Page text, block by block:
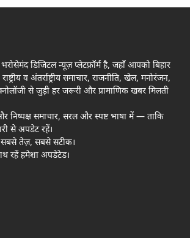
डिजिटल न्यूज़ प्लेटफ़ॉर्म है, जहाँ आपको बिहार
राष्ट्रीय व अंतर्राष्ट्रीय समाचार, राजनीति, खेल, मनोरंजन,
से जुड़ी हर जरूरी और प्रामाणिक खबर मिलती
समाचार, सरल और स्पष्ट भाषा में — ताकि
से अपडेट रहें।
तेज़, सबसे सटीक।
रहें हमेशा अपडेटेड।